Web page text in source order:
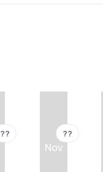
??
Nov
??